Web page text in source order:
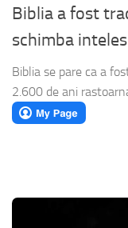
Biblia a fost
schimba
Biblia se pare ca a
2.600 de ani